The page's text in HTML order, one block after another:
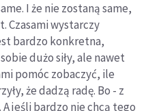
I że nie zostaną same,
Czasami wystarczy
bardzo konkretna,
dużo siły, ale nawet
pomóc zobaczyć, ile
że dadzą radę. Bo - z
jeśli bardzo nie chcą tego